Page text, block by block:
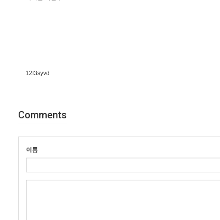
12l3syvd
Comments
이름